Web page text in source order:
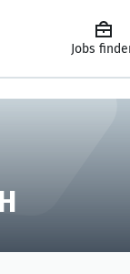
Jobs